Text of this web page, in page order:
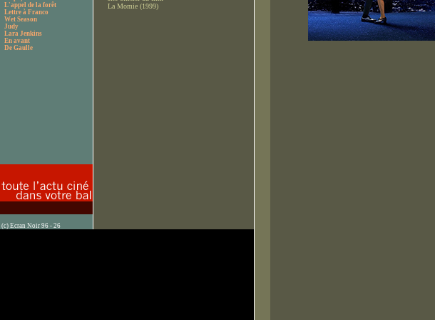
L'appel de la forêt
Lettre à Franco
Wet Season
Judy
Lara Jenkins
En avant
De Gaulle
(c) Ecran Noir 96 - 26
La Momie (1999)